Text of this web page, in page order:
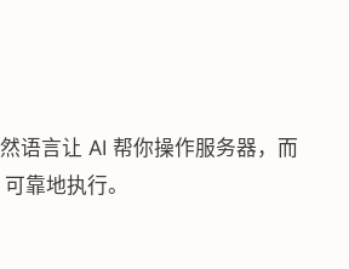
语言让 AI 帮你操作服务器，而
靠地执行。